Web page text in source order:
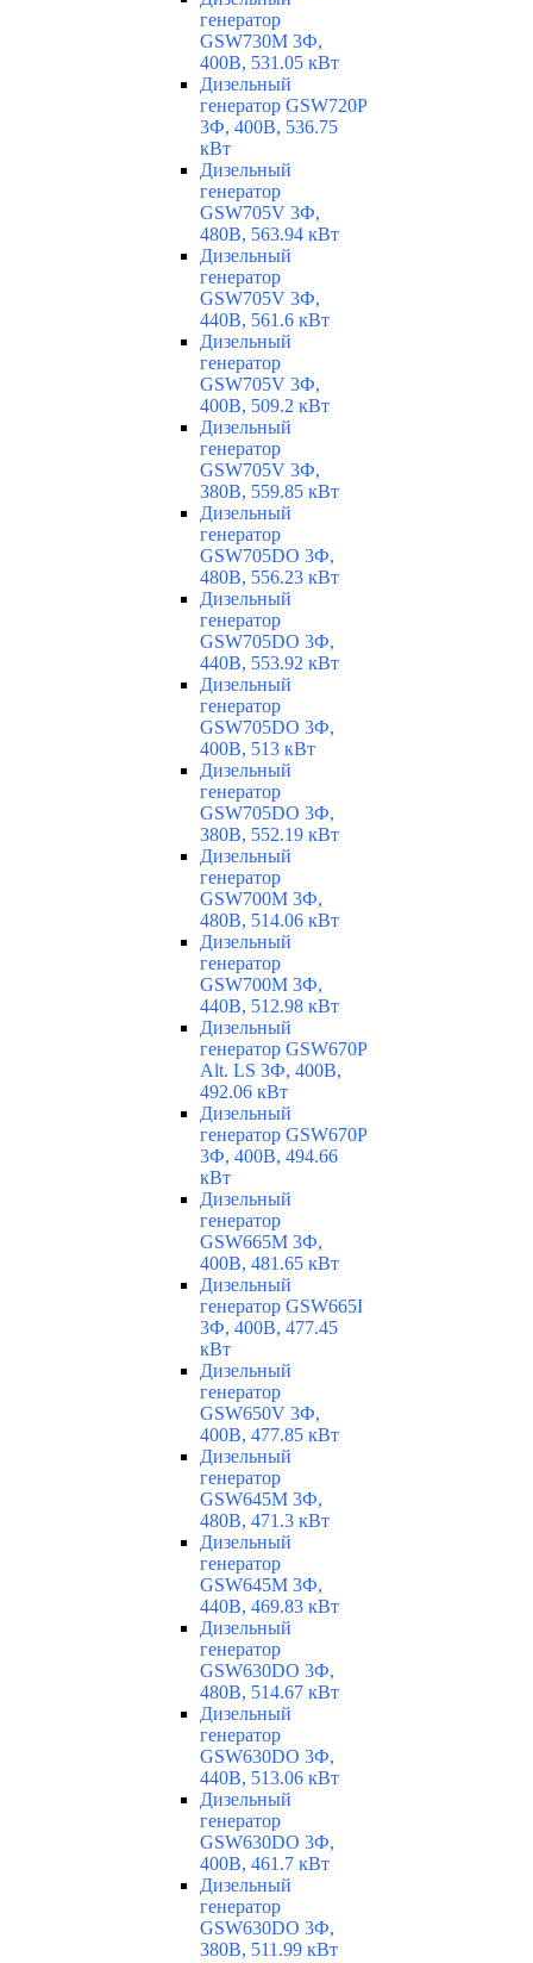
генератор
GSW730M 3Ф,
400В, 531.05 кВт
Дизельный
генератор GSW720P
3Ф, 400В, 536.75
кВт
Дизельный
генератор
GSW705V 3Ф,
480В, 563.94 кВт
Дизельный
генератор
GSW705V 3Ф,
440В, 561.6 кВт
Дизельный
генератор
GSW705V 3Ф,
400В, 509.2 кВт
Дизельный
генератор
GSW705V 3Ф,
380В, 559.85 кВт
Дизельный
генератор
GSW705DO 3Ф,
480В, 556.23 кВт
Дизельный
генератор
GSW705DO 3Ф,
440В, 553.92 кВт
Дизельный
генератор
GSW705DO 3Ф,
400В, 513 кВт
Дизельный
генератор
GSW705DO 3Ф,
380В, 552.19 кВт
Дизельный
генератор
GSW700M 3Ф,
480В, 514.06 кВт
Дизельный
генератор
GSW700M 3Ф,
440В, 512.98 кВт
Дизельный
генератор GSW670P
Alt. LS 3Ф, 400В,
492.06 кВт
Дизельный
генератор GSW670P
3Ф, 400В, 494.66
кВт
Дизельный
генератор
GSW665M 3Ф,
400В, 481.65 кВт
Дизельный
генератор GSW665I
3Ф, 400В, 477.45
кВт
Дизельный
генератор
GSW650V 3Ф,
400В, 477.85 кВт
Дизельный
генератор
GSW645M 3Ф,
480В, 471.3 кВт
Дизельный
генератор
GSW645M 3Ф,
440В, 469.83 кВт
Дизельный
генератор
GSW630DO 3Ф,
480В, 514.67 кВт
Дизельный
генератор
GSW630DO 3Ф,
440В, 513.06 кВт
Дизельный
генератор
GSW630DO 3Ф,
400В, 461.7 кВт
Дизельный
генератор
GSW630DO 3Ф,
380В, 511.99 кВт